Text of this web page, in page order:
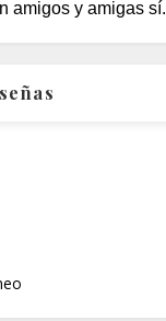
amigos y amigas sí.